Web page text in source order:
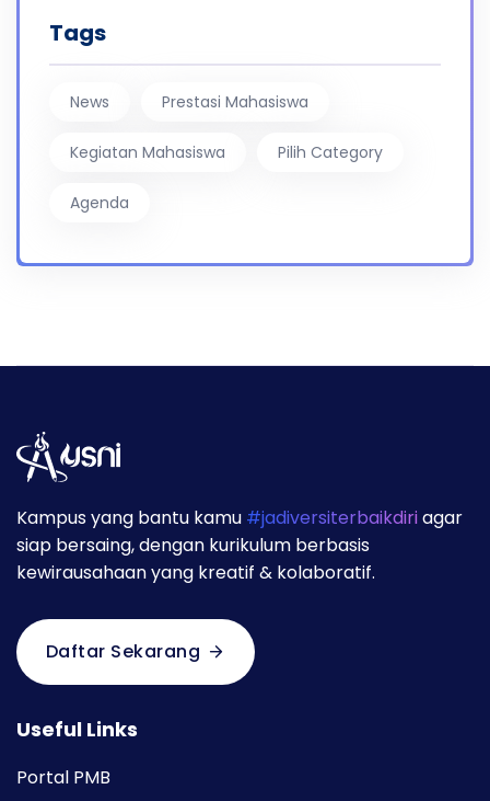
Tags
News Prestasi Mahasiswa
Kegiatan Mahasiswa Pilih Category
Agenda
Kampus yang bantu kamu #jadiversiterbaikdiriagar
siap bersaing, dengan kurikulum berbasis
kewirausahaan yang kreatif & kolaboratif.
Daftar Sekarang
Useful Links
Portal PMB